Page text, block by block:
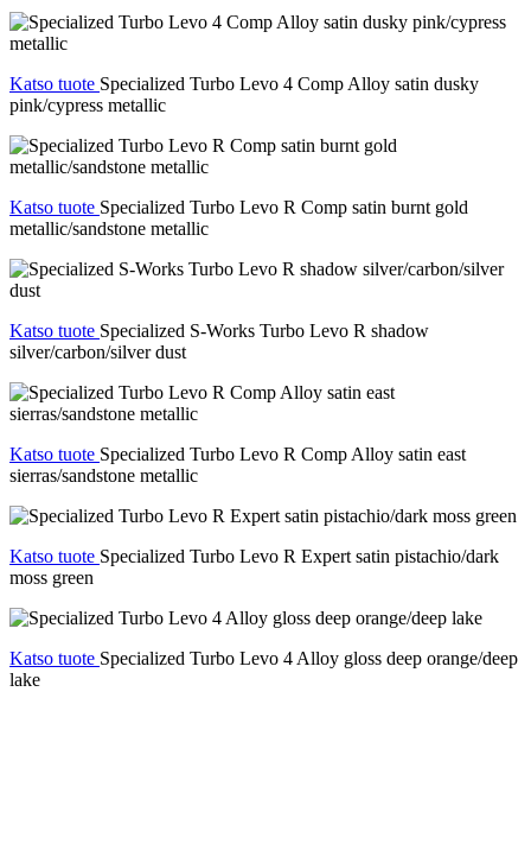
Katso tuote Specialized Turbo Levo 4 Comp Alloy satin dusky
pink/cypress metallic
Katso tuote Specialized Turbo Levo R Comp satin burnt gold
metallic/sandstone metallic
Katso tuote Specialized S-Works Turbo Levo R shadow
silver/carbon/silver dust
Katso tuote Specialized Turbo Levo R Comp Alloy satin east
sierras/sandstone metallic
Katso tuote Specialized Turbo Levo R Expert satin pistachio/dark
moss green
Katso tuote Specialized Turbo Levo 4 Alloy gloss deep orange/deep
lake